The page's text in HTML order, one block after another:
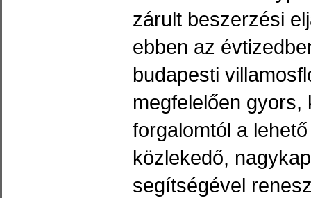
zárult beszerzési
ebben az
budapesti
megfelelően
forgalomtól a
közlekedő,
segítségével